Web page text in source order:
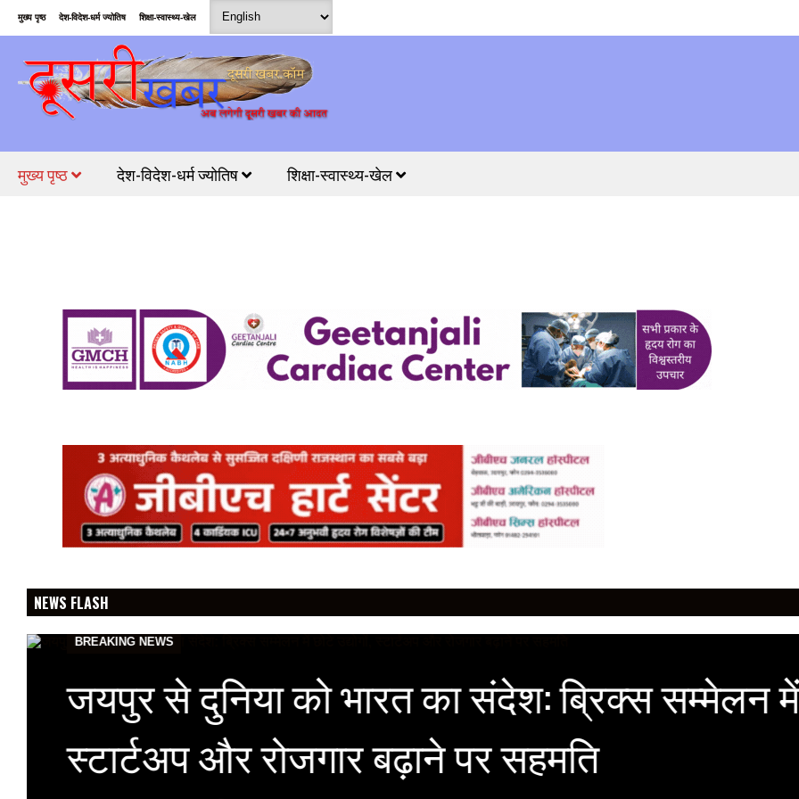
मुख्य पृष्ठ देश-विदेश-धर्म ज्योतिष शिक्षा-स्वास्थ्य-खेल
मुख्य पृष्ठ देश-विदेश-धर्म ज्योतिष शिक्षा-स्वास्थ्य-खेल
NEWS FLASH
BREAKING NEWS
जयपुर से दुनिया को भारत का संदेश: ब्रिक्स सम्मेलन में
स्टार्टअप और रोजगार बढ़ाने पर सहमति